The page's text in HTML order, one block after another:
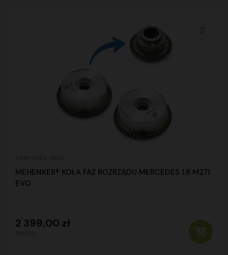
MEHENKER® KOŁA FAZ ROZRZĄDU MERCEDES 1.8 M271
EVO
2 399,00 zł